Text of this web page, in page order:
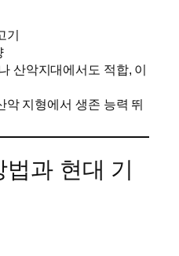
기
산악지대에서도 적합, 이
악 지형에서 생존 능력 뛰
과 현대 기